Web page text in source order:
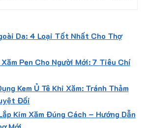
Da: 4 Loại Tốt Nhất Cho Thợ
Pen Cho Người Mới: 7 Tiêu Chí
Kem Ủ Tê Khi Xăm: Tránh Thảm
Đối
Kim Xăm Đúng Cách – Hướng Dẫn